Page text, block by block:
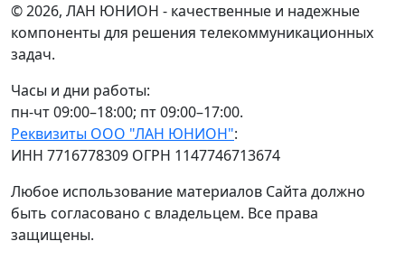
© 2026, ЛАН ЮНИОН - качественные и надежные
компоненты для решения телекоммуникационных
задач.
Часы и дни работы:
пн-чт 09:00–18:00; пт 09:00–17:00.
Реквизиты ООО "ЛАН ЮНИОН":
ИНН 7716778309 ОГРН 1147746713674
Любое использование материалов Сайта должно
быть согласовано с владельцем. Все права
защищены.